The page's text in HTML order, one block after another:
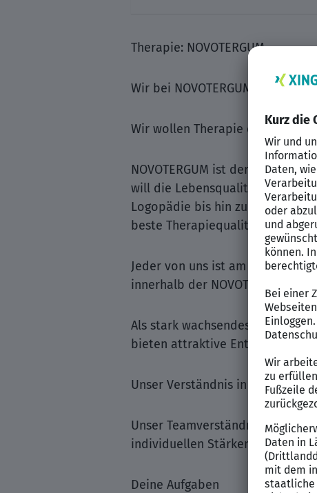
Therapie: NOVOTERGUM
Wir bei NOVOTERGUM haben
Wir wollen Therapie den
NOVOTERGUM ist der
will die Lebensqualität der
Logopädie bis hin zur
beste Therapiequalität und
Jeder von uns ist am besten,
innerhalb der NOVOTERGUM-
Als stark wachsendes
bieten attraktive
Unser Verständnis in der
Unser Teamverständnis ist von
individuellen Stärken jedes
Deine Aufgaben